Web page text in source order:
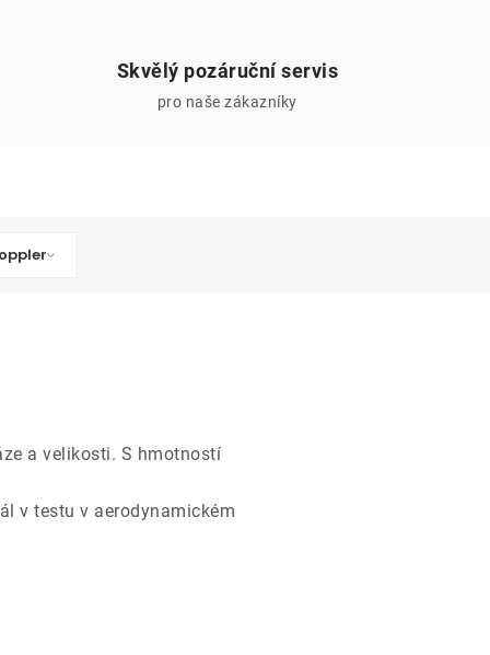
Skvělý pozáruční servis
pro naše zákazníky
a velikosti. S hmotností
v testu v aerodynamickém